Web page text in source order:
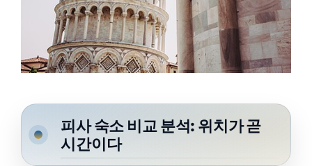
피사 숙소 비교 분석: 위치가 곧
시간이다